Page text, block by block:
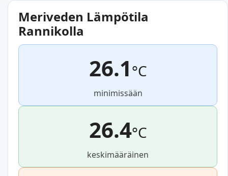
Meriveden Lämpötila
Rannikolla
26.1°C
minimissään
26.4°C
keskimääräinen